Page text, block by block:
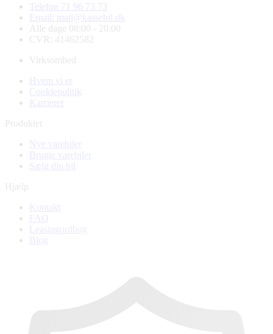
Telefon 71 96 73 73
Email: mail@kassebil.dk
Alle dage 08:00 - 20:00
CVR: 41462582
Virksomhed
Hvem vi er
Cookiepolitik
Karrierer
Produkter
Nye varebiler
Brugte varebiler
Sælg din bil
Hjælp
Kontakt
FAQ
Leasingordbog
Blog